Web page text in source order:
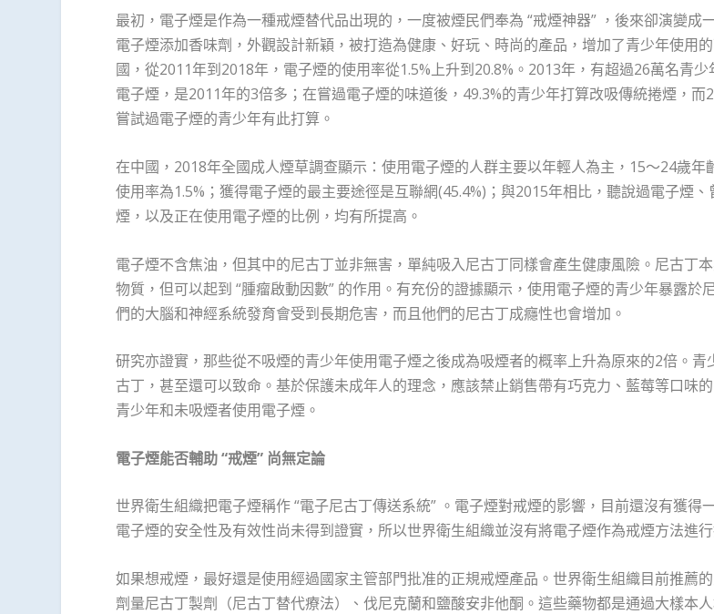
最初，電子煙是作為一種戒煙替代品出現的，一度被煙民們奉為 “戒煙神器” ，後來卻演變成
電子煙添加香味劑，外觀設計新穎，被打造為健康、好玩、時尚的產品，增加了青少年使用
國，從2011年到2018年，電子煙的使用率從1.5%上升到20.8%。2013年，有超過26萬名青
電子煙，是2011年的3倍多；在嘗過電子煙的味道後，49.3%的青少年打算改吸傳統捲煙，而
嘗試過電子煙的青少年有此打算。
在中國，2018年全國成人煙草調查顯示：使用電子煙的人群主要以年輕人為主，15～24歲年
使用率為1.5%；獲得電子煙的最主要途徑是互聯網(45.4%)；與2015年相比，聽說過電子煙
煙，以及正在使用電子煙的比例，均有所提高。
電子煙不含焦油，但其中的尼古丁並非無害，單純吸入尼古丁同樣會產生健康風險。尼古丁
物質，但可以起到 “腫瘤啟動因數” 的作用。有充份的證據顯示，使用電子煙的青少年暴露於
們的大腦和神經系統發育會受到長期危害，而且他們的尼古丁成癮性也會增加。
研究亦證實，那些從不吸煙的青少年使用電子煙之後成為吸煙者的概率上升為原來的2倍。青
古丁，甚至還可以致命。基於保護未成年人的理念，應該禁止銷售帶有巧克力、藍莓等口味
青少年和未吸煙者使用電子煙。
電子煙能否輔助 “戒煙” 尚無定論
世界衛生組織把電子煙稱作 “電子尼古丁傳送系統” 。電子煙對戒煙的影響，目前還沒有獲得
電子煙的安全性及有效性尚未得到證實，所以世界衛生組織並沒有將電子煙作為戒煙方法進
如果想戒煙，最好還是使用經過國家主管部門批准的正規戒煙產品。世界衛生組織目前推薦
劑量尼古丁製劑（尼古丁替代療法）、伐尼克蘭和鹽酸安非他酮。這些藥物都是通過大樣本